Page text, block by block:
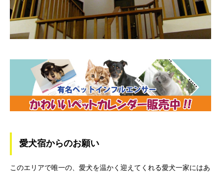
愛犬宿からのお願い
このエリアで唯一の、愛犬を温かく迎えてくれる愛犬一家にはあ